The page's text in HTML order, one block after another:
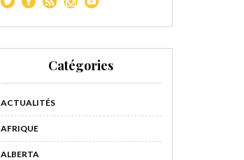
Catégories
ACTUALITÉS
AFRIQUE
ALBERTA